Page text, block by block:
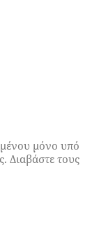
μόνο υπό
Διαβάστε τους